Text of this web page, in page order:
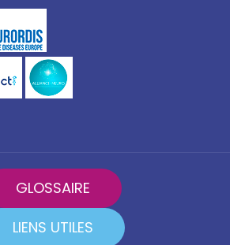
GLOSSAIRE
LIENS UTILES